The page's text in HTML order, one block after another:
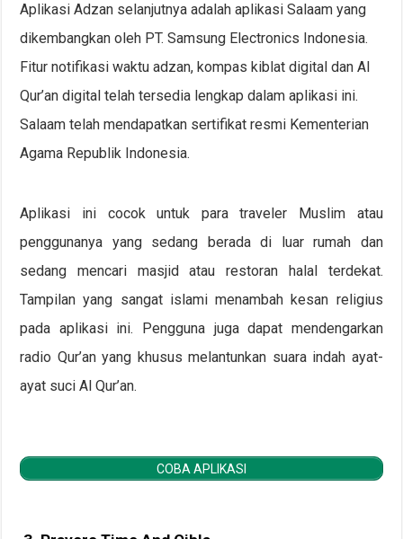
Aplikasi Adzan selanjutnya adalah aplikasi Salaam yang
dikembangkan oleh PT. Samsung Electronics Indonesia.
Fitur notifikasi waktu adzan, kompas kiblat digital dan Al
Qur’an digital telah tersedia lengkap dalam aplikasi ini.
Salaam telah mendapatkan sertifikat resmi Kementerian
Agama Republik Indonesia.
Aplikasi ini cocok untuk para traveler Muslim atau
penggunanya yang sedang berada di luar rumah dan
sedang mencari masjid atau restoran halal terdekat.
Tampilan yang sangat islami menambah kesan religius
pada aplikasi ini. Pengguna juga dapat mendengarkan
radio Qur’an yang khusus melantunkan suara indah ayat-
ayat suci Al Qur’an.
COBA APLIKASI